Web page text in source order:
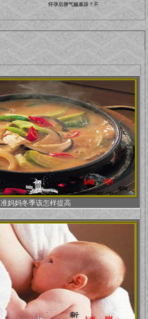
怀孕后脾气贼暴躁？不
准妈妈冬季该怎样提高